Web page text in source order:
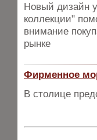
Новый дизайн
коллекции"
внимание
рынке
Фирменное
В столице